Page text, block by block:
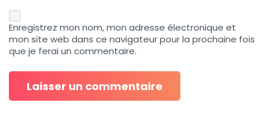
Enregistrez mon nom, mon adresse électronique et
mon site web dans ce navigateur pour la prochaine fois
que je ferai un commentaire.